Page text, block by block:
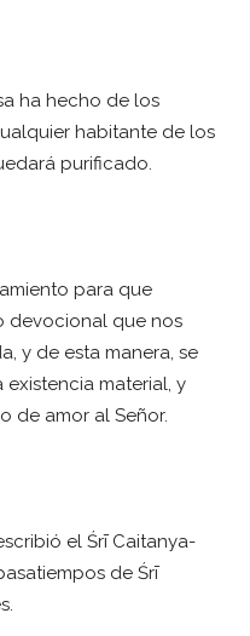
ha hecho de los
habitante de los
purificado.
para que
devocional que nos
y de esta manera, se
existencia material, y
de amor al Señor.
el Śrī Caitanya-
de Śrī